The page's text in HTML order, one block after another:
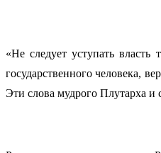
«Не следует уступать власть
государственного человека,
Эти слова мудрого Плутарха